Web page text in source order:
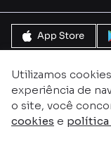
Utilizamos
experiência de
o site, você
cookies e política